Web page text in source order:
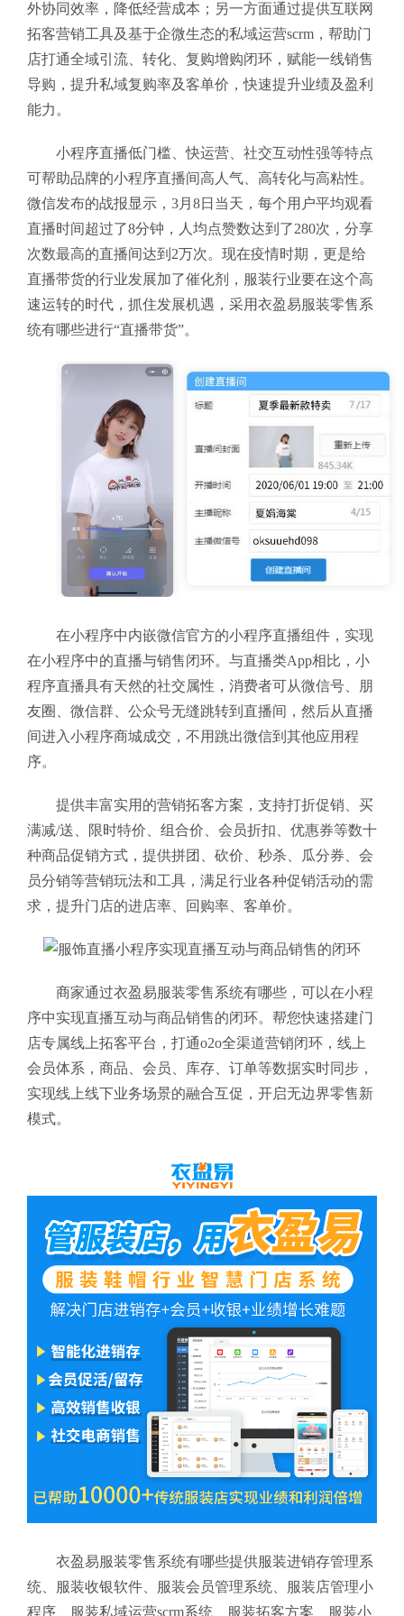
外协同效率，降低经营成本；另一方面通过提供互联网
拓客营销工具及基于企微生态的私域运营scrm，帮助门
店打通全域引流、转化、复购增购闭环，赋能一线销售
导购，提升私域复购率及客单价，快速提升业绩及盈利
能力。
小程序直播低门槛、快运营、社交互动性强等特点
可帮助品牌的小程序直播间高人气、高转化与高粘性。
微信发布的战报显示，3月8日当天，每个用户平均观看
直播时间超过了8分钟，人均点赞数达到了280次，分享
次数最高的直播间达到2万次。现在疫情时期，更是给
直播带货的行业发展加了催化剂，服装行业要在这个高
速运转的时代，抓住发展机遇，采用衣盈易服装零售系
统有哪些进行“直播带货”。
在小程序中内嵌微信官方的小程序直播组件，实现
在小程序中的直播与销售闭环。与直播类App相比，小
程序直播具有天然的社交属性，消费者可从微信号、朋
友圈、微信群、公众号无缝跳转到直播间，然后从直播
间进入小程序商城成交，不用跳出微信到其他应用程
序。
提供丰富实用的营销拓客方案，支持打折促销、买
满减/送、限时特价、组合价、会员折扣、优惠券等数十
种商品促销方式，提供拼团、砍价、秒杀、瓜分券、会
员分销等营销玩法和工具，满足行业各种促销活动的需
求，提升门店的进店率、回购率、客单价。
商家通过衣盈易服装零售系统有哪些 ，可以在小程
序中实现直播互动与商品销售的闭环。帮您快速搭建门
店专属线上拓客平台，打通o2o全渠道营销闭环，线上
会员体系，商品、会员、库存、订单等数据实时同步，
实现线上线下业务场景的融合互促，开启无边界零售新
模式。
衣盈易服装零售系统有哪些提供服装进销存管理系
统、服装收银软件、服装会员管理系统、服装店管理小
程序、服装私域运营scrm系统、服装拓客方案、服装小